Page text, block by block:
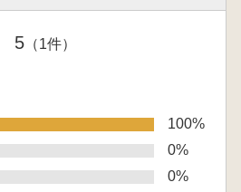
量調査
と経過、方法
田秀実)
および参加者、協力者(仲
田周平)
環境(宮崎約子)
)
5 （1件）
100%
0%
0%